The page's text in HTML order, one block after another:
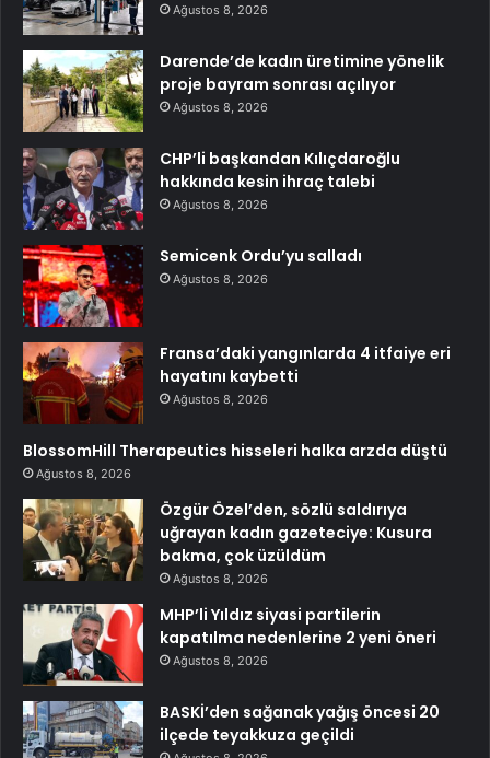
Ağustos 8, 2026
Darende’de kadın üretimine yönelik
proje bayram sonrası açılıyor
Ağustos 8, 2026
CHP’li başkandan Kılıçdaroğlu
hakkında kesin ihraç talebi
Ağustos 8, 2026
Semicenk Ordu’yu salladı
Ağustos 8, 2026
Fransa’daki yangınlarda 4 itfaiye eri
hayatını kaybetti
Ağustos 8, 2026
BlossomHill Therapeutics hisseleri halka arzda düştü
Ağustos 8, 2026
Özgür Özel’den, sözlü saldırıya
uğrayan kadın gazeteciye: Kusura
bakma, çok üzüldüm
Ağustos 8, 2026
MHP’li Yıldız siyasi partilerin
kapatılma nedenlerine 2 yeni öneri
Ağustos 8, 2026
BASKİ’den sağanak yağış öncesi 20
ilçede teyakkuza geçildi